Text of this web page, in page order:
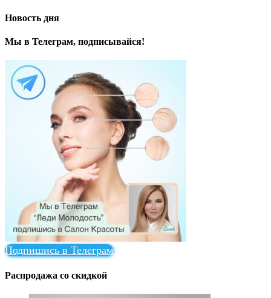
Новость дня
Мы в Телеграм, подписывайся!
Подпишись в Телеграм
Распродажа со скидкой